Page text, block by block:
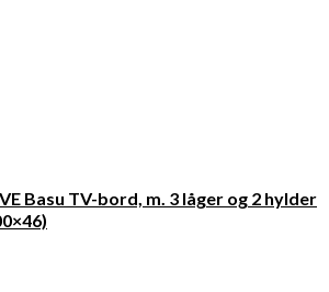
Basu TV-bord, m. 3 låger og 2 hylder